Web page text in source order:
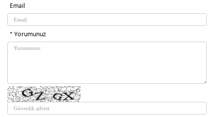
Email
* Yorumunuz